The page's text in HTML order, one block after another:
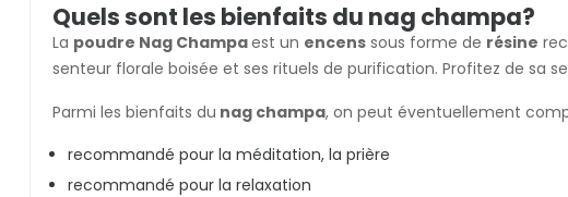
Quels sont les bienfaits du nag champa?
La poudre Nag Champaest un encens sous forme de résine
senteur florale boisée et ses rituels de purification. Profitez de
Parmi les bienfaits du nag champa, on peut éventuellement
recommandé pour la méditation, la prière
recommandé pour la relaxation